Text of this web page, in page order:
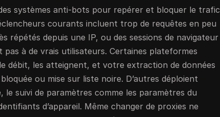
systèmes anti-bots pour repérer et bloquer le trafic
courants incluent trop de requêtes en peu
répétés depuis une IP, ou des sessions de navigateur
pas à de vrais utilisateurs. Certaines plateformes
débit, les atteignent, et votre extraction de données
ou mise sur liste noire. D’autres déploient
le suivi de paramètres comme les paramètres du
d’appareil. Même changer de proxies ne